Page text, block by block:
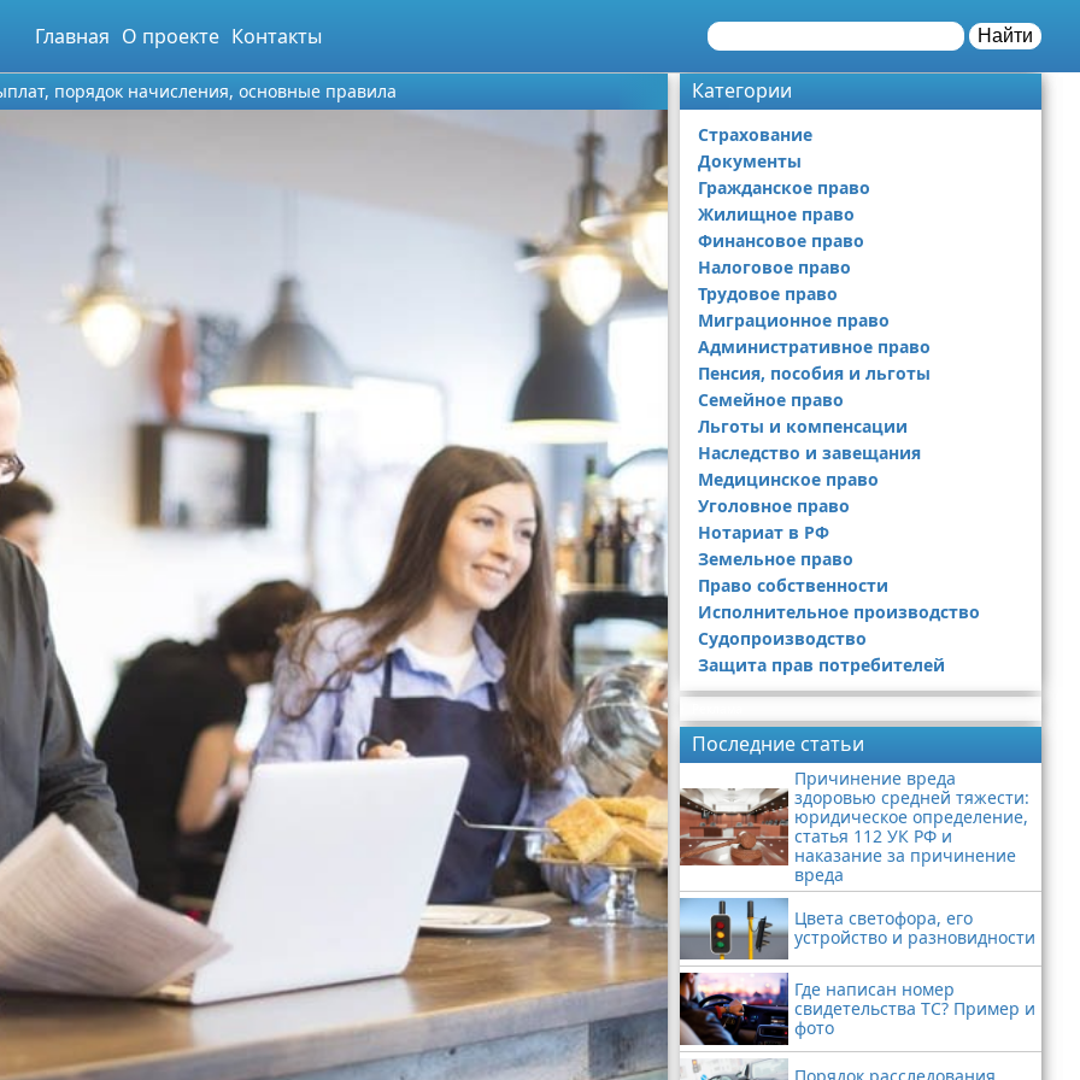
Главная О проекте Контакты Найти
порядок начисления, основные правила Категории
Страхование
Документы
Гражданское право
Жилищное право
Финансовое право
Налоговое право
Трудовое право
Миграционное право
Административное право
Пенсия, пособия и льготы
Семейное право
Льготы и компенсации
Наследство и завещания
Медицинское право
Уголовное право
Нотариат в РФ
Земельное право
Право собственности
Исполнительное производство
Судопроизводство
Защита прав потребителей
Последние статьи
Причинение вреда
здоровью средней тяжести:
юридическое определение,
статья 112 УК РФ и
наказание за причинение
вреда
Цвета светофора, его
устройство и разновидности
Где написан номер
свидетельства ТС? Пример и
фото
Порядок расследования